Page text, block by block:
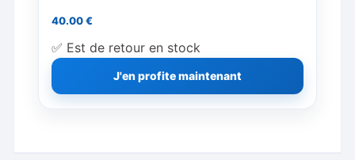
40.00€
✅ Est de retour en stock
J'en profite maintenant